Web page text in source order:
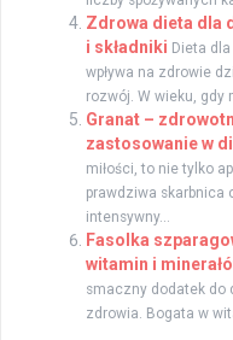
Zdrowa dieta dla
i składniki Dieta
wpływa na zdrowie
rozwój. W wieku, gdy
Granat –
zastosowanie w
miłości, to nie tylko
prawdziwa skarbnica
intensywny...
Fasolka
witamin i
smaczny dodatek do
zdrowia. Bogata w